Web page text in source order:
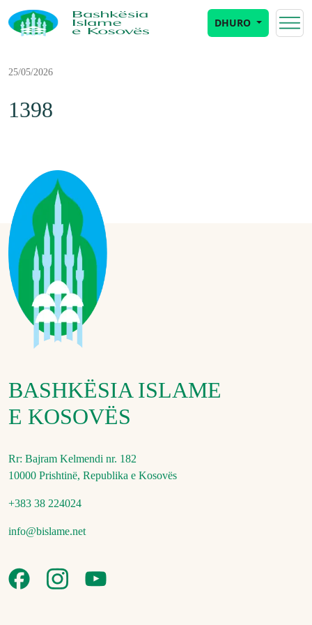
DHURO
25/05/2026
1398
BASHKËSIA ISLAME
E KOSOVËS
Rr: Bajram Kelmendi nr. 182
10000 Prishtinë, Republika e Kosovës
+383 38 224024
info@bislame.net